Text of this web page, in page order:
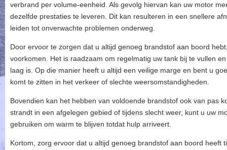
verbrand per volume-eenheid. Als gevolg hiervan kan uw motor
dezelfde prestaties te leveren. Dit kan resulteren in een snellere
leiden tot onverwachte problemen onderweg.
Door ervoor te zorgen dat u altijd genoeg brandstof aan boord
voorkomen. Het is raadzaam om regelmatig uw tank bij te vullen
laag is. Op die manier heeft u altijd een veilige marge en bent u
komt te zitten in het verkeer of slechte weersomstandigheden.
Bovendien kan het hebben van voldoende brandstof ook van pas
strandt in een afgelegen gebied of tijdens slecht weer, kunt u uw
gebruiken om warm te blijven totdat hulp arriveert.
Kortom, zorg ervoor dat u altijd genoeg brandstof aan boord heeft